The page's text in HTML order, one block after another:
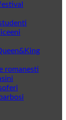
romanesti